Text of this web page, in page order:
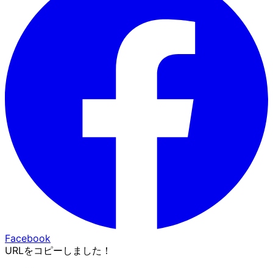
Facebook
URLをコピーしました！